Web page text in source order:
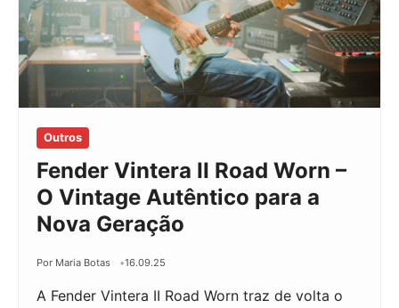
Outros
Fender Vintera II Road Worn –
O Vintage Autêntico para a
Nova Geração
Por Maria Botas 16.09.25
A Fender Vintera II Road Worn traz de volta o